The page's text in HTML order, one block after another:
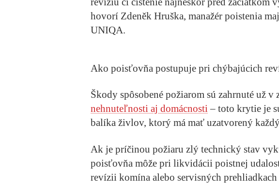
hovorí Zdeněk Hruška, manažér poistenia
UNIQA.
Ako poisťovňa postupuje pri chýbajúcich
Škody spôsobené požiarom sú zahrnuté už v
nehnuteľnosti aj domácnosti– toto krytie je
balíka živlov, ktorý má mať uzatvorený
Ak je príčinou požiaru zlý technický stav
poisťovňa môže pri likvidácii poistnej
revízii komína alebo servisných